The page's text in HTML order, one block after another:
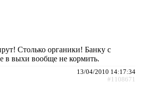
Столько органики! Банку с
в выхи вообще не кормить.
13/04/2010 14:17:34
#1108671